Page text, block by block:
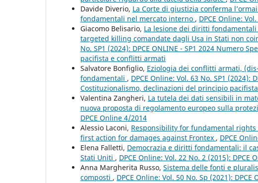
Davide Diverio, La Corte di giustizia conferma
fondamentali nel mercato interno , DPCE Online:
Giacomo Belisario, La lesione dei diritti
targeted killing comandate dagli Usa in Stati non
No. SP1 (2024): DPCE ONLINE - SP1 2024 Numero
pacifista e conflitti armati
Salvatore Bonfiglio, Eziologia dei conflitti armati,
fondamentali , DPCE Online: Vol. 63 No. SP1 (2024):
Costituzionalismo, declinazioni del principio
Valentina Zangheri, La tutela dei dati sensibili in
nuova proposta di regolamento europeo sulla
DPCE Online 4/2014
Alessio Laconi, Responsibility for fundamental
first action for damages against Frontex , DPCE
Elena Falletti, Democrazia e diritti fondamentali: il
Stati Uniti , DPCE Online: Vol. 22 No. 2 (2015): DPCE
Anna Margherita Russo, Sistema delle fonti e
composti , DPCE Online: Vol. 50 No. Sp (2021): DPCE